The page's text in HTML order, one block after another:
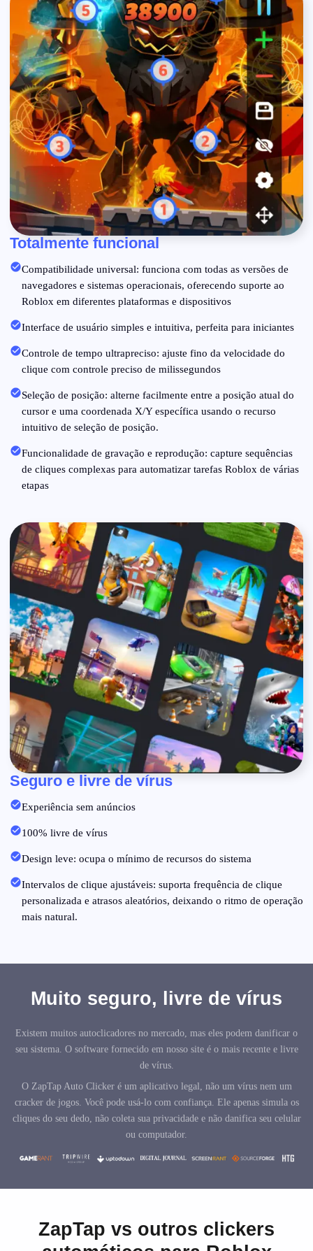
Totalmente funcional
Compatibilidade universal: funciona com todas as versões de
navegadores e sistemas operacionais, oferecendo suporte ao
Roblox em diferentes plataformas e dispositivos
Interface de usuário simples e intuitiva, perfeita para iniciantes
Controle de tempo ultrapreciso: ajuste fino da velocidade do
clique com controle preciso de milissegundos
Seleção de posição: alterne facilmente entre a posição atual do
cursor e uma coordenada X/Y específica usando o recurso
intuitivo de seleção de posição.
Funcionalidade de gravação e reprodução: capture sequências
de cliques complexas para automatizar tarefas Roblox de várias
etapas
Seguro e livre de vírus
Experiência sem anúncios
100% livre de vírus
Design leve: ocupa o mínimo de recursos do sistema
Intervalos de clique ajustáveis: suporta frequência de clique
personalizada e atrasos aleatórios, deixando o ritmo de operação
mais natural.
Muito seguro, livre de vírus
Existem muitos autoclicadores no mercado, mas eles podem danificar o
seu sistema. O software fornecido em nosso site é o mais recente e livre
de vírus.
O ZapTap Auto Clicker é um aplicativo legal, não um vírus nem um
cracker de jogos. Você pode usá-lo com confiança. Ele apenas simula os
cliques do seu dedo, não coleta sua privacidade e não danifica seu celular
ou computador.
ZapTap vs outros clickers